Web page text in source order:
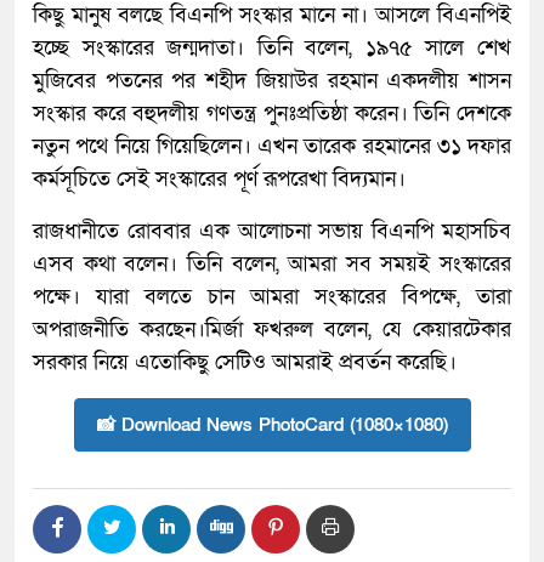
কিছু মানুষ বলছে বিএনপি সংস্কার মানে না। আসলে বিএনপিই
হচ্ছে সংস্কারের জন্মদাতা। তিনি বলেন, ১৯৭৫ সালে শেখ
মুজিবের পতনের পর শহীদ জিয়াউর রহমান একদলীয় শাসন
সংস্কার করে বহুদলীয় গণতন্ত্র পুনঃপ্রতিষ্ঠা করেন। তিনি দেশকে
নতুন পথে নিয়ে গিয়েছিলেন। এখন তারেক রহমানের ৩১ দফার
কর্মসূচিতে সেই সংস্কারের পূর্ণ রূপরেখা বিদ্যমান।
রাজধানীতে রোববার এক আলোচনা সভায় বিএনপি মহাসচিব
এসব কথা বলেন। তিনি বলেন, আমরা সব সময়ই সংস্কারের
পক্ষে। যারা বলতে চান আমরা সংস্কারের বিপক্ষে, তারা
অপরাজনীতি করছেন।মির্জা ফখরুল বলেন, যে কেয়ারটেকার
সরকার নিয়ে এতোকিছু সেটিও আমরাই প্রবর্তন করেছি।
📸 Download News PhotoCard (1080×1080)